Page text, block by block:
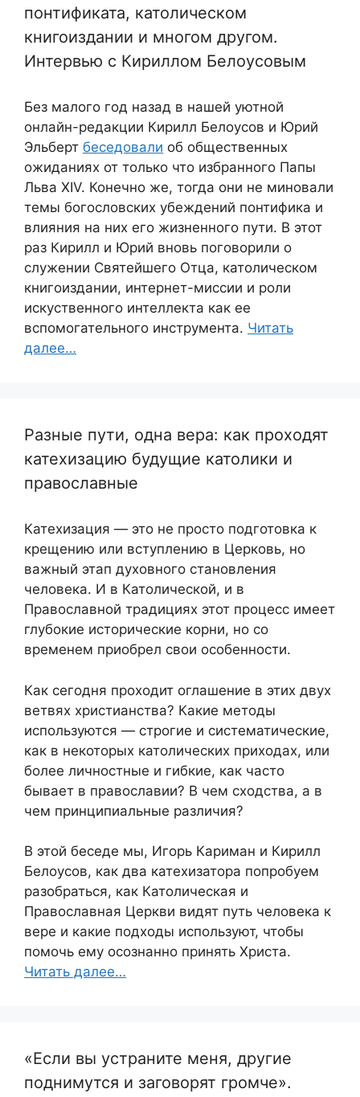
понтификата, католическом
книгоиздании и многом другом.
Интервью с Кириллом Белоусовым
Без малого год назад в нашей уютной
онлайн-редакции Кирилл Белоусов и Юрий
Эльберт беседовали об общественных
ожиданиях от только что избранного Папы
Льва XIV. Конечно же, тогда они не миновали
темы богословских убеждений понтифика и
влияния на них его жизненного пути. В этот
раз Кирилл и Юрий вновь поговорили о
служении Святейшего Отца, католическом
книгоиздании, интернет-миссии и роли
искуственного интеллекта как ее
вспомогательного инструмента. Читать
далее…
Разные пути, одна вера: как проходят
катехизацию будущие католики и
православные
Катехизация — это не просто подготовка к
крещению или вступлению в Церковь, но
важный этап духовного становления
человека. И в Католической, и в
Православной традициях этот процесс имеет
глубокие исторические корни, но со
временем приобрел свои особенности.
Как сегодня проходит оглашение в этих двух
ветвях христианства? Какие методы
используются — строгие и систематические,
как в некоторых католических приходах, или
более личностные и гибкие, как часто
бывает в православии? В чем сходства, а в
чем принципиальные различия?
В этой беседе мы, Игорь Кариман и Кирилл
Белоусов, как два катехизатора попробуем
разобраться, как Католическая и
Православная Церкви видят путь человека к
вере и какие подходы используют, чтобы
помочь ему осознанно принять Христа.
Читать далее…
«Если вы устраните меня, другие
поднимутся и заговорят громче».